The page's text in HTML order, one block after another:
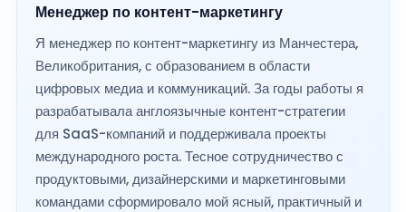
Менеджер по контент-маркетингу
Я менеджер по контент-маркетингу из Манчестера,
Великобритания, с образованием в области
цифровых медиа и коммуникаций. За годы работы я
разрабатывала англоязычные контент-стратегии
для SaaS-компаний и поддерживала проекты
международного роста. Тесное сотрудничество с
продуктовыми, дизайнерскими и маркетинговыми
командами сформировало мой ясный, практичный и